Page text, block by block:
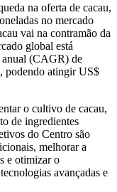
na oferta de cacau,
no mercado
vai na contramão da
global está
anual (CAGR) de
podendo atingir US$
o cultivo de cacau,
de ingredientes
do Centro são
melhorar a
e otimizar o
avançadas e